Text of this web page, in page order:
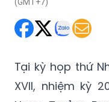
Tại kỳ họp thứ
Hưng, Trưởng
được các đại